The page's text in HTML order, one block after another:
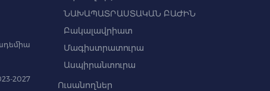
2027
ՆԱԽԱՊԱՏՐԱՍՏԱԿԱՆ ԲԱԺԻՆ
Բակալավրիատ
Մագիստրատուրա
Ասպիրանտուրա
Ուսանողներ